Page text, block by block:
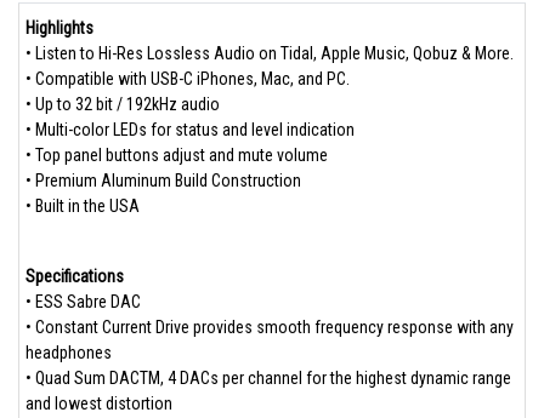
Highlights
• Listen to Hi-Res Lossless Audio on Tidal, Apple Music, Qobuz & More.
• Compatible with USB-C iPhones, Mac, and PC.
• Up to 32 bit / 192kHz audio
• Multi-color LEDs for status and level indication
• Top panel buttons adjust and mute volume
• Premium Aluminum Build Construction
• Built in the USA
Specifications
• ESS Sabre DAC
• Constant Current Drive provides smooth frequency response with any
headphones
• Quad Sum DACTM, 4 DACs per channel for the highest dynamic range
and lowest distortion